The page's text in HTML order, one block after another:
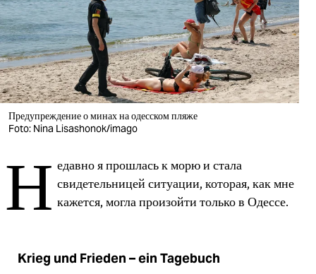
verlag
verlag
veranstaltungen
shop
fragen & hilfe
unterstützen
abo
Предупреждение о минах на одесском пляже
Foto: Nina Lisashonok/imago
Н едавно я прошлась к морю и стала
свидетельницей ситуации, которая, как мне
кажется, могла произойти только в Одессе.
Krieg und Frieden – ein Tagebuch